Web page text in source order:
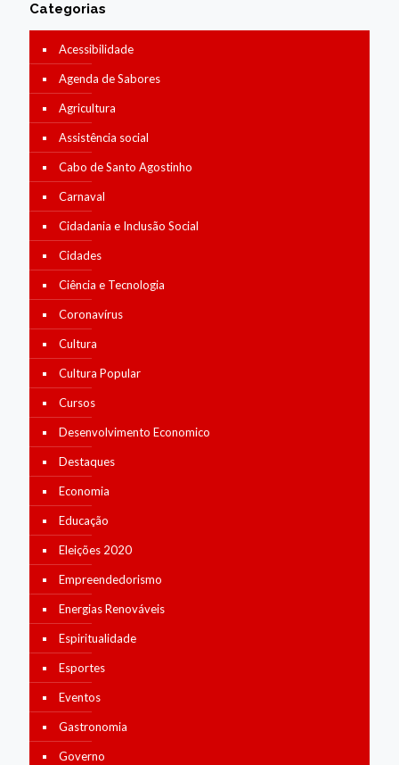
Categorias
Acessibilidade
Agenda de Sabores
Agricultura
Assistência social
Cabo de Santo Agostinho
Carnaval
Cidadania e Inclusão Social
Cidades
Ciência e Tecnologia
Coronavírus
Cultura
Cultura Popular
Cursos
Desenvolvimento Economico
Destaques
Economia
Educação
Eleições 2020
Empreendedorismo
Energias Renováveis
Espiritualidade
Esportes
Eventos
Gastronomia
Governo